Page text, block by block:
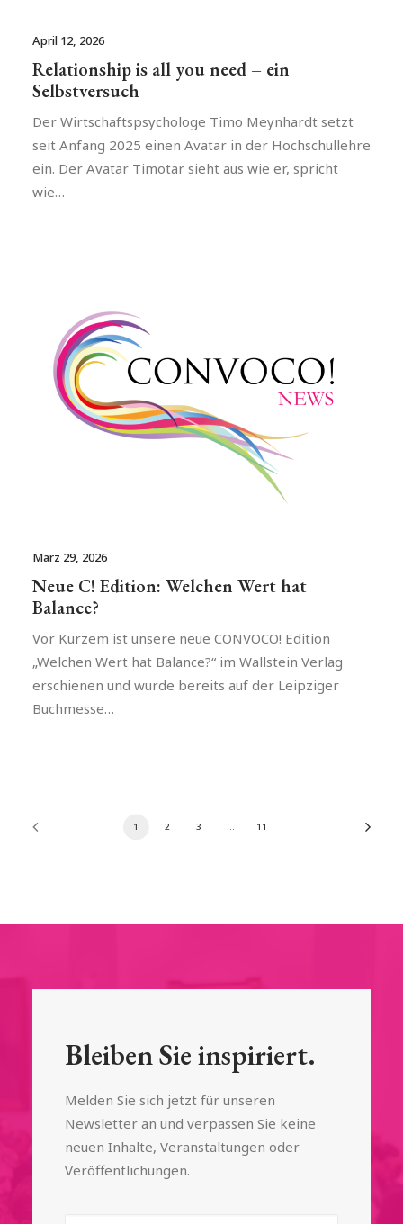
April 12, 2026
Relationship is all you need – ein
Selbstversuch
Der Wirtschaftspsychologe Timo Meynhardt setzt
seit Anfang 2025 einen Avatar in der Hochschullehre
ein. Der Avatar Timotar sieht aus wie er, spricht
wie…
März 29, 2026
Neue C! Edition: Welchen Wert hat
Balance?
Vor Kurzem ist unsere neue CONVOCO! Edition
„Welchen Wert hat Balance?“ im Wallstein Verlag
erschienen und wurde bereits auf der Leipziger
Buchmesse…
1 2 3 … 11
Bleiben Sie inspiriert.
Melden Sie sich jetzt für unseren
Newsletter an und verpassen Sie keine
neuen Inhalte, Veranstaltungen oder
Veröffentlichungen.